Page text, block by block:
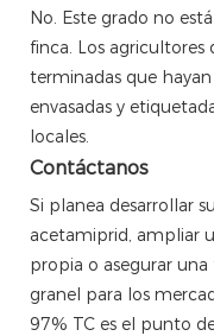
No. Este grado no
finca. Los
terminadas que
envasadas y
locales.
Contáctanos
Si planea desarrollar
acetamiprid, ampliar
propia o asegurar
granel para los
97% TC es el punto